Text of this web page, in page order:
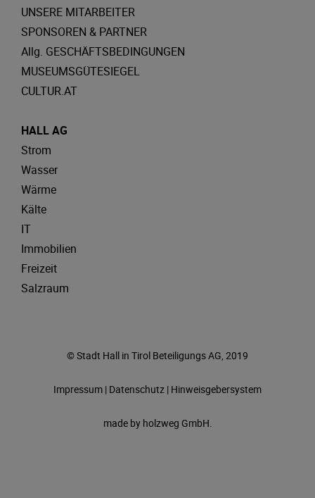
UNSERE MITARBEITER
SPONSOREN & PARTNER
Allg. GESCHÄFTSBEDINGUNGEN
MUSEUMSGÜTESIEGEL
CULTUR.AT
HALL AG
Strom
Wasser
Wärme
Kälte
IT
Immobilien
Freizeit
Salzraum
© Stadt Hall in Tirol Beteiligungs AG, 2019
Impressum | Datenschutz | Hinweisgebersystem
made by holzweg GmbH.